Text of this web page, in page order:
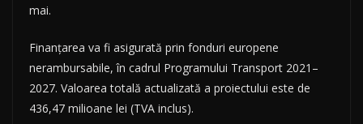
mai.
Finanțarea va fi asigurată prin fonduri europene
nerambursabile, în cadrul Programului Transport 2021–
2027. Valoarea totală actualizată a proiectului este de
436,47 milioane lei (TVA inclus).